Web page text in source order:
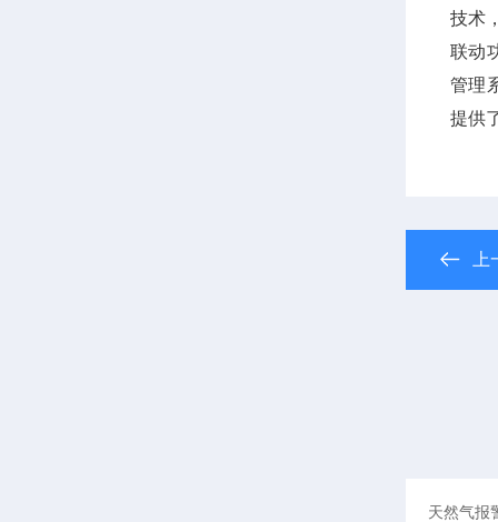
技术
联动
管理
提供